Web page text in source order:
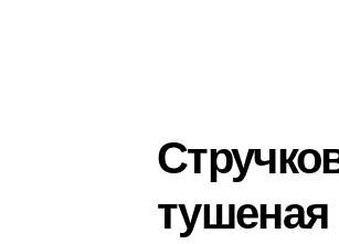
тушеная